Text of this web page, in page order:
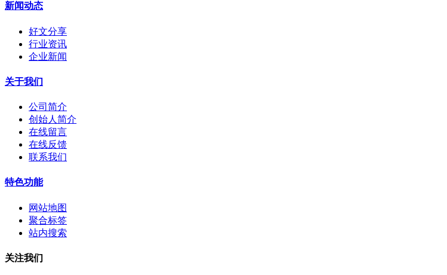
新闻动态
好文分享
行业资讯
企业新闻
关于我们
公司简介
创始人简介
在线留言
在线反馈
联系我们
特色功能
网站地图
聚合标签
站内搜索
关注我们